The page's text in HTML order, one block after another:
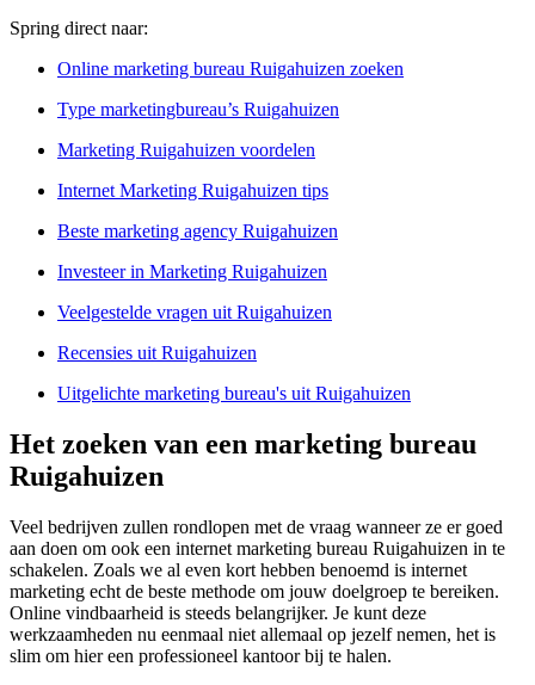
Spring direct naar:
Online marketing bureau Ruigahuizen zoeken
Type marketingbureau’s Ruigahuizen
Marketing Ruigahuizen voordelen
Internet Marketing Ruigahuizen tips
Beste marketing agency Ruigahuizen
Investeer in Marketing Ruigahuizen
Veelgestelde vragen uit Ruigahuizen
Recensies uit Ruigahuizen
Uitgelichte marketing bureau's uit Ruigahuizen
Het zoeken van een marketing bureau
Ruigahuizen
Veel bedrijven zullen rondlopen met de vraag wanneer ze er goed
aan doen om ook een internet marketing bureau Ruigahuizen in te
schakelen. Zoals we al even kort hebben benoemd is internet
marketing echt de beste methode om jouw doelgroep te bereiken.
Online vindbaarheid is steeds belangrijker. Je kunt deze
werkzaamheden nu eenmaal niet allemaal op jezelf nemen, het is
slim om hier een professioneel kantoor bij te halen.